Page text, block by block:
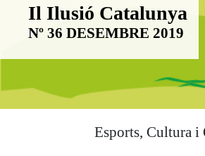
Boletín Il·lusió
Il Ilusió Catalunya
Nº 36 DESEMBRE 2019
Esports, Cultura i